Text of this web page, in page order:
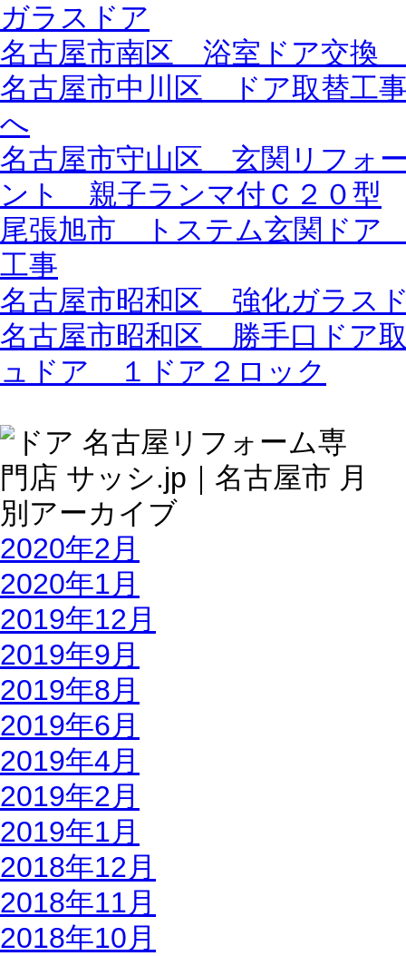
ガラスドア
名古屋市南区 浴室ドア交換
名古屋市中川区 ドア取替工
へ
名古屋市守山区 玄関リフォ
ント 親子ランマ付Ｃ２０型
尾張旭市 トステム玄関ド
工事
名古屋市昭和区 強化ガラス
名古屋市昭和区 勝手口ドア
ュドア １ドア２ロック
2020年2月
2020年1月
2019年12月
2019年9月
2019年8月
2019年6月
2019年4月
2019年2月
2019年1月
2018年12月
2018年11月
2018年10月